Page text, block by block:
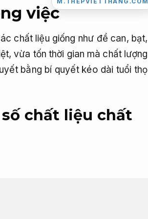
việc
chất liệu giống như đề can, bạt,
vừa tốn thời gian mà chất lượng
bằng bí quyết kéo dài tuổi thọ
chất liệu chất